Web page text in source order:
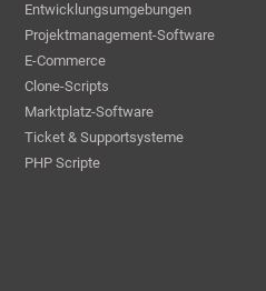
Entwicklungsumgebungen
Projektmanagement-Software
E-Commerce
Clone-Scripts
Marktplatz-Software
Ticket & Supportsysteme
PHP Scripte